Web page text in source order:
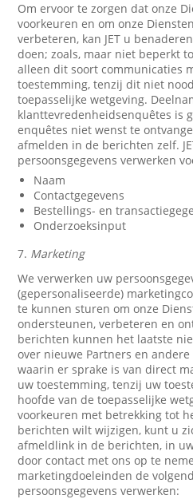
Om ervoor te zorgen dat onze
voorkeuren en om onze
verbeteren, kan JET u
doen; zoals, maar niet beperkt
alleen dit soort communicaties
toestemming, tenzij dit niet
toepasselijke wetgeving.
klanttevredenheidsenquêtes is
enquêtes niet wenst te
afmelden in de berichten zelf.
persoonsgegevens verwerken
Naam
Contactgegevens
Bestellings- en
Onderzoeksinput
7. Marketing
We verwerken uw
(gepersonaliseerde)
te kunnen sturen om onze
ondersteunen, verbeteren en
berichten kunnen het laatste
over nieuwe Partners en
waarin er sprake is van direct
uw toestemming, tenzij uw
hoofde van de toepasselijke
voorkeuren met betrekking tot
berichten wilt wijzigen, kunt u
afmeldlink in de berichten, in
door contact met ons op te
marketingdoeleinden de
persoonsgegevens verwerken: